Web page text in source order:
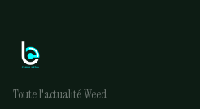
Toute l'actualité Weed